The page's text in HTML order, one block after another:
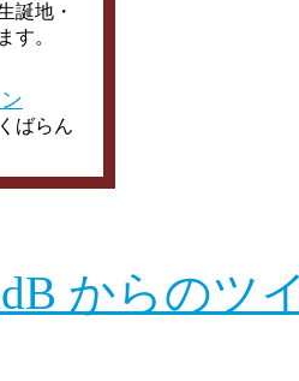
誕地・
す。
ばらん
からのツ